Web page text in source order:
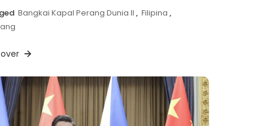
Bangkai Kapal Perang Dunia II , Filipina ,